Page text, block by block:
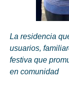
La residencia
usuarios,
festiva que
en comunidad